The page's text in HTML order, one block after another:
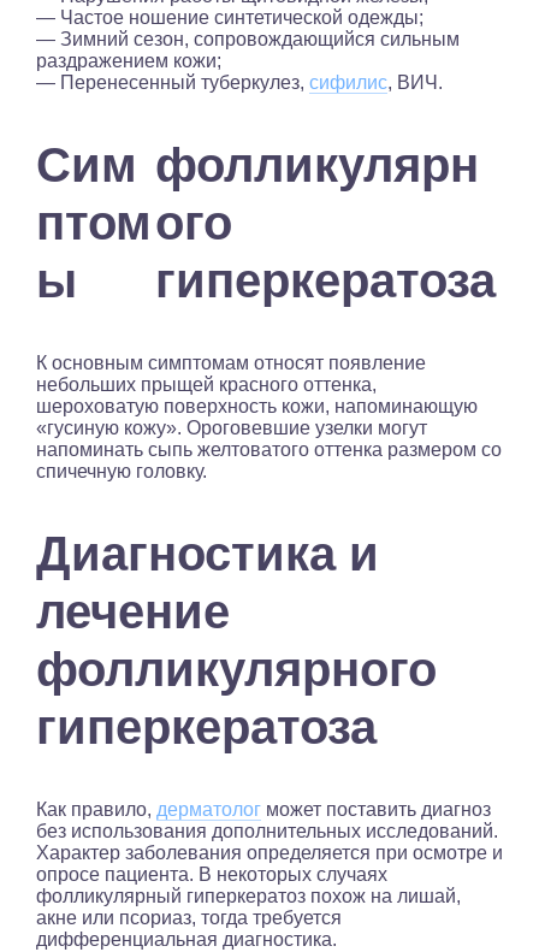
— Частое ношение синтетической одежды;
— Зимний сезон, сопровождающийся сильным
раздражением кожи;
— Перенесенный туберкулез, сифилис, ВИЧ.
Сим
птом
ы
фолликулярн
ого
гиперкератоза
К основным симптомам относят появление
небольших прыщей красного оттенка,
шероховатую поверхность кожи, напоминающую
«гусиную кожу». Ороговевшие узелки могут
напоминать сыпь желтоватого оттенка размером со
спичечную головку.
Диагностика и
лечение
фолликулярного
гиперкератоза
Как правило, дерматолог может поставить диагноз
без использования дополнительных исследований.
Характер заболевания определяется при осмотре и
опросе пациента. В некоторых случаях
фолликулярный гиперкератоз похож на лишай,
акне или псориаз, тогда требуется
дифференциальная диагностика.